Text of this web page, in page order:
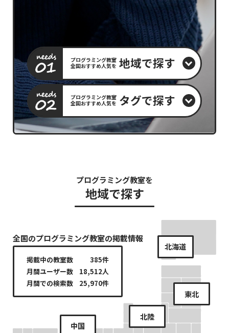
プログラミング教室
全国おすすめ人気を 地域で探す
プログラミング教室
全国おすすめ人気を タグで探す
プログラミング教室を
地域で探す
全国のプログラミング教室の掲載情報
掲載中の教室数
385件
月間ユーザー数
18,512人
月間での検索数
25,970件
北海道
中国
北陸
東北